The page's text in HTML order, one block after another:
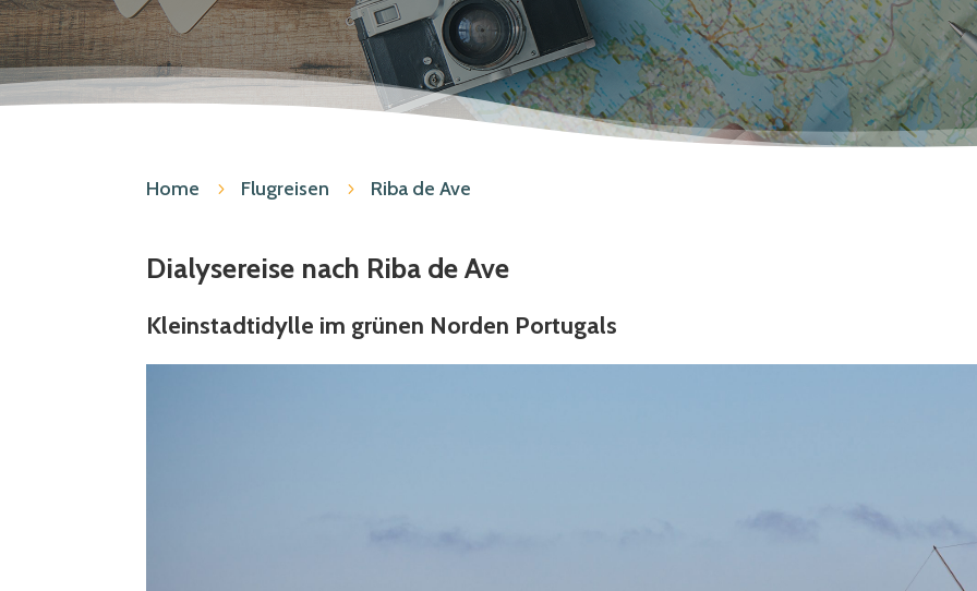
Home 5 Flugreisen 5 Riba de Ave
Dialysereise nach Riba de Ave
Kleinstadtidylle im grünen Norden Portugals